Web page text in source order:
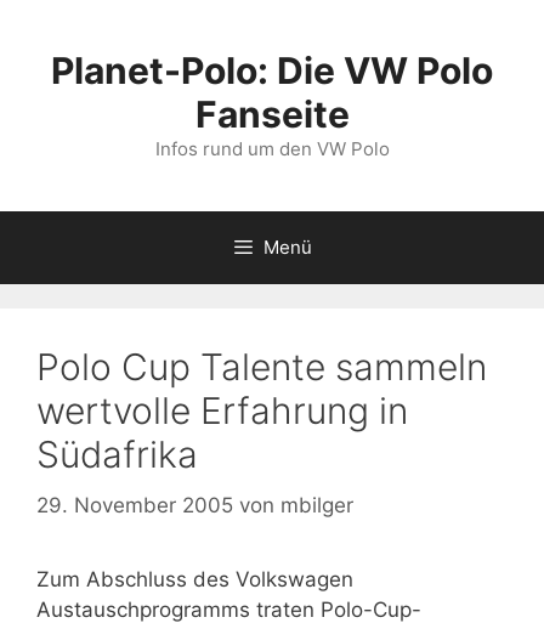
springenPlanet-Polo: Die VW Polo
Fanseite
Infos rund um den VW Polo
Menü
Polo Cup Talente sammeln
wertvolle Erfahrung in
Südafrika
29. November 2005 von mbilger
Zum Abschluss des Volkswagen
Austauschprogramms traten Polo-Cup-